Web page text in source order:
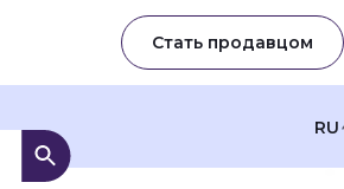
Стать продавцом
RU